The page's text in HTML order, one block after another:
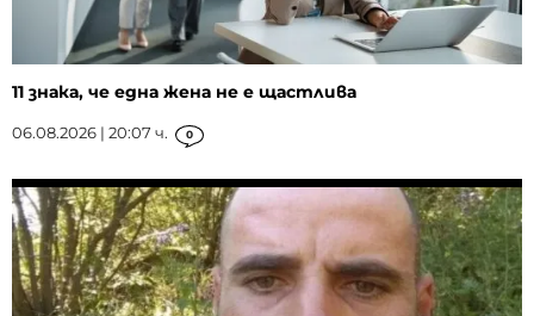
11 знака, че една жена не е щастлива
06.08.2026 | 20:07 ч. 0